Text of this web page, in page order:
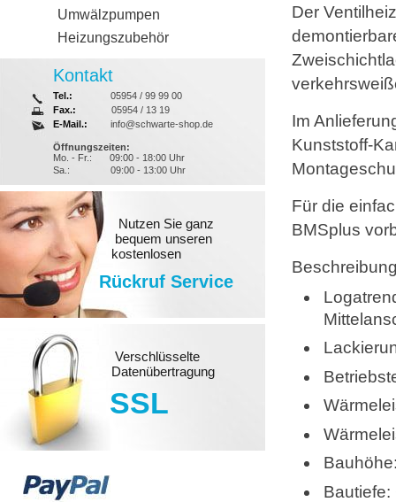
Der
Im
Kunststoff-
Für die
BMSplus
Bautiefe:
Umwälzpumpen
Heizungszubehör
Kontakt
Tel.:
05954 / 99 99 00
Fax.:
05954 / 13 19
E-Mail.:
info@schwarte-shop.de
Öffnungszeiten:
Mo. - Fr.:
09:00 - 18:00 Uhr
Sa.:
09:00 - 13:00 Uhr
Nutzen Sie ganz
bequem unseren
kostenlosen
Rückruf Service
Verschlüsselte
Datenübertragung
SSL